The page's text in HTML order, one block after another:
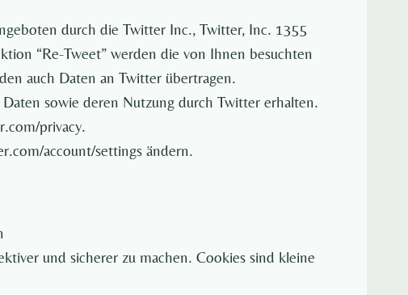
durch die Twitter Inc., Twitter, Inc. 1355
“Re-Tweet” werden die von Ihnen besuchten
auch Daten an Twitter übertragen.
sowie deren Nutzung durch Twitter erhalten.
privacy.
account/settings ändern.
und sicherer zu machen. Cookies sind kleine